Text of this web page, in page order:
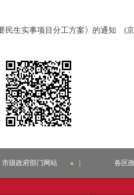
生实事项目分工方案》的通知 (京
市级政府部门网站 各区